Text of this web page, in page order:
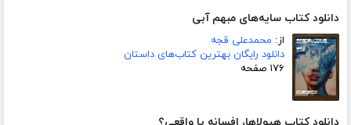
دانلود کتاب سایه‌های مبهم آبی
از: محمدعلی قجه
دانلود رایگان بهترین کتاب‌های داستان
۱۷۶ صفحه